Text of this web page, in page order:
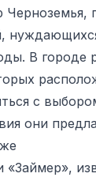
В городе
с
они